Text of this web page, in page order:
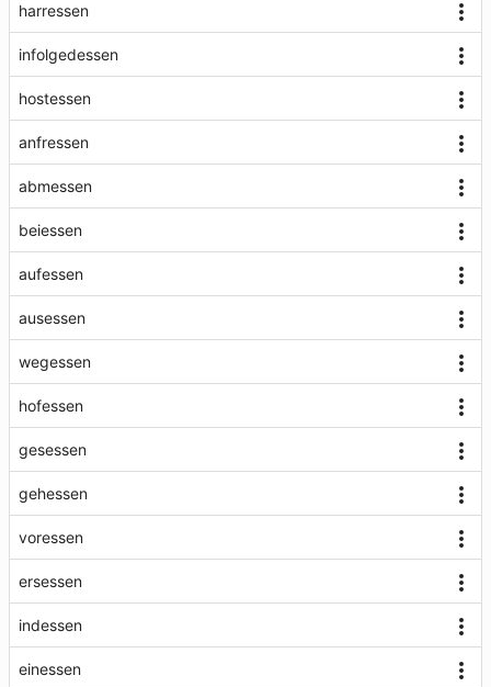
harressen
infolgedessen
hostessen
anfressen
abmessen
beiessen
aufessen
ausessen
wegessen
hofessen
gesessen
gehessen
voressen
ersessen
indessen
einessen